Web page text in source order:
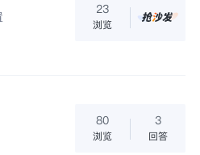
23
浏览
80
浏览
3
回答